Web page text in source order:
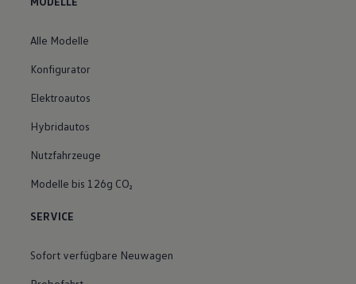
Alle Modelle
Konfigurator
Elektroautos
Hybridautos
Nutzfahrzeuge
Modelle bis 126g CO₂
SERVICE
Sofort verfügbare Neuwagen